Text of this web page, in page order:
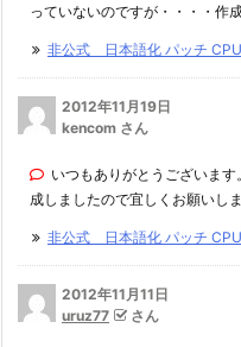
っていないのですが・・・・作
非公式 日本語化 パッチ
2012年11月19日
kencom さん
いつもありがとうございま
成しましたので宜しくお願いしま
非公式 日本語化 パッチ
2012年11月11日
uruz77
さん